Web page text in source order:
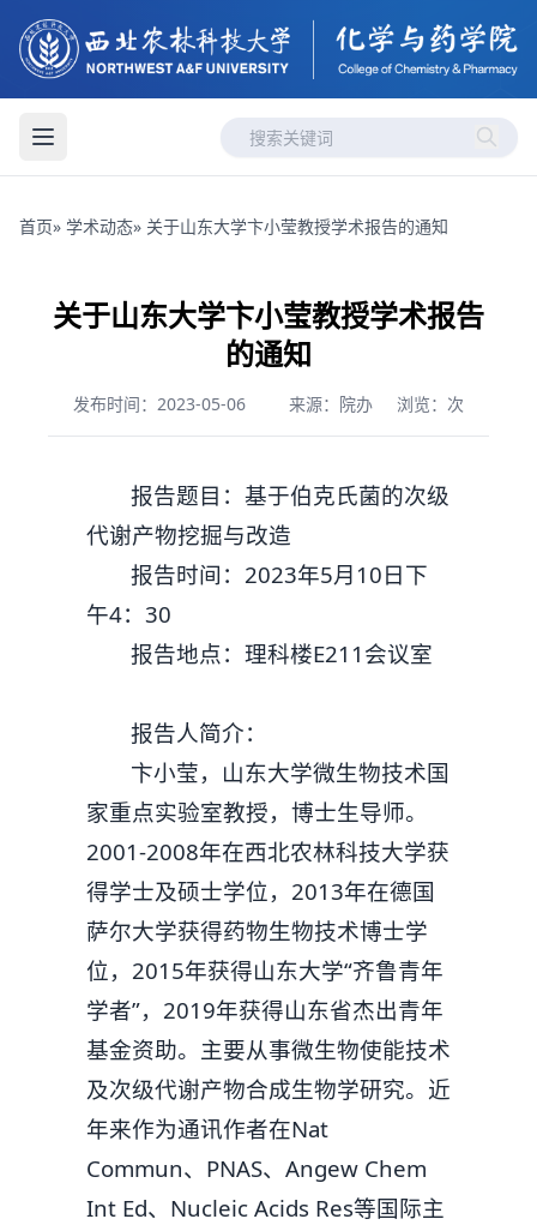
首页» 学术动态» 关于山东大学卞小莹教授学术报告的通知
关于山东大学卞小莹教授学术报告
的通知
发布时间：2023-05-06 来源：院办 浏览： 次
报告题目：基于伯克氏菌的次级
代谢产物挖掘与改造
报告时间：2023年5月10日下
午4：30
报告地点：理科楼E211会议室
报告人简介：
卞小莹，山东大学微生物技术国
家重点实验室教授，博士生导师。
2001-2008年在西北农林科技大学获
得学士及硕士学位，2013年在德国
萨尔大学获得药物生物技术博士学
位，2015年获得山东大学“齐鲁青年
学者”，2019年获得山东省杰出青年
基金资助。主要从事微生物使能技术
及次级代谢产物合成生物学研究。近
年来作为通讯作者在Nat
Commun、PNAS、Angew Chem
Int Ed、Nucleic Acids Res等国际主